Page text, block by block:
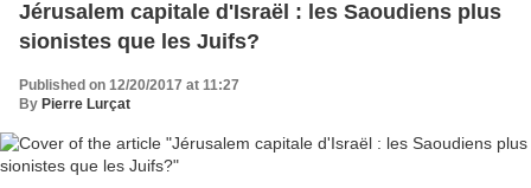
Jérusalem capitale d'Israël : les Saoudiens plus
sionistes que les Juifs?
Published on 12/20/2017 at 11:27
By Pierre Lurçat